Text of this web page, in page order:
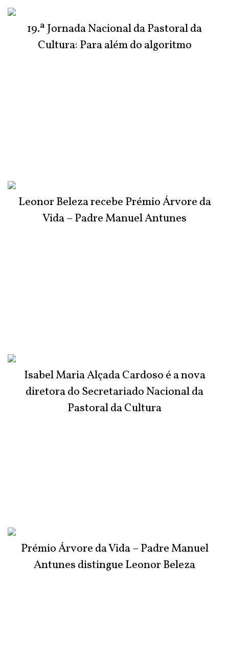
19.ª Jornada Nacional da Pastoral da
Cultura: Para além do algoritmo
Leonor Beleza recebe Prémio Árvore da
Vida – Padre Manuel Antunes
Isabel Maria Alçada Cardoso é a nova
diretora do Secretariado Nacional da
Pastoral da Cultura
Prémio Árvore da Vida – Padre Manuel
Antunes distingue Leonor Beleza